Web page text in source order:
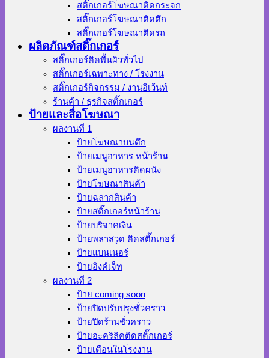
สติ๊กเกอร์โฆษณาติดกระจก
สติ๊กเกอร์โฆษณาติดตึก
สติ๊กเกอร์โฆษณาติดรถ
ผลิตภัณฑ์สติ๊กเกอร์
สติ๊กเกอร์ติดพื้นผิวทั่วไป
สติ๊กเกอร์เฉพาะทาง / โรงงาน
สติ๊กเกอร์กิจกรรม / งานอีเว้นท์
ร้านค้า / ธุรกิจสติ๊กเกอร์
ป้ายและสื่อโฆษณา
ผลงานที่ 1
ป้ายโฆษณาบนตึก
ป้ายเมนูอาหาร หน้าร้าน
ป้ายเมนูอาหารติดผนัง
ป้ายโฆษณาสินค้า
ป้ายฉลากสินค้า
ป้ายสติ๊กเกอร์หน้าร้าน
ป้ายบริจาคเงิน
ป้ายพลาสวูด ติดสติ๊กเกอร์
ป้ายแบนเนอร์
ป้ายอิงค์เจ็ท
ผลงานที่ 2
ป้าย coming soon
ป้ายปิดปรับปรุงชั่วคราว
ป้ายปิดร้านชั่วคราว
ป้ายอะคริลิคติดสติ๊กเกอร์
ป้ายเตือนในโรงงาน